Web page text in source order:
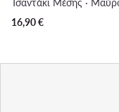
16,90€